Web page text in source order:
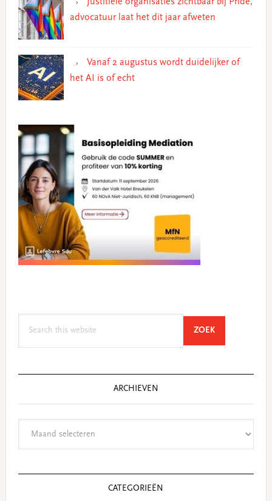
advocatuur laat het dit jaar afweten
Vanaf 2 augustus wordt duidelijker of
het AI is of echt
ZOEKSEARCH
ARCHIEVEN
CATEGORIEËN